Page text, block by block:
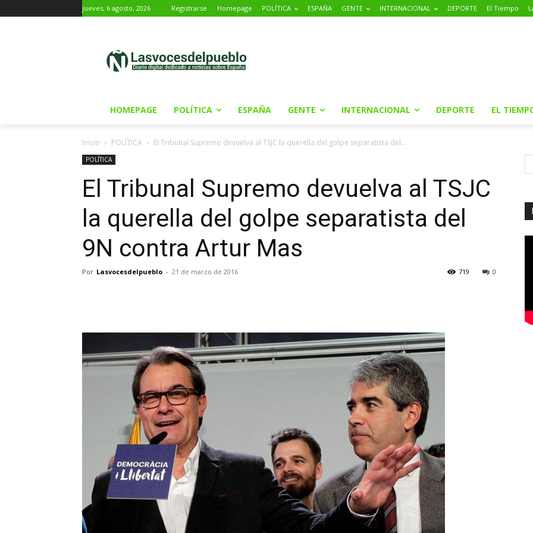
jueves, 6 agosto, 2026 Registrarse Homepage POLÍTICA ESPAÑA GENTE INTERNACIONAL DEPORTE El Tiempo
HOMEPAGE POLÍTICA ESPAÑA GENTE INTERNACIONAL DEPORTE EL
Inicio POLÍTICA El Tribunal Supremo devuelva al TSJC la querella del golpe separatista del...
POLÍTICA
El Tribunal Supremo devuelva al TSJC
la querella del golpe separatista del
9N contra Artur Mas
Por Lasvocesdelpueblo - 21 de marzo de 2016 0
719